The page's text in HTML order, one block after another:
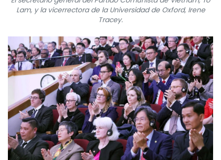
Lam, y la vicerrectora de la Universidad de Oxford, Irene
Tracey.